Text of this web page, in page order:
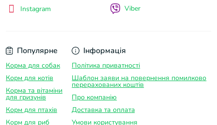
Популярне
Корма для собак
Корм для котів
Корма та вітаміни
для гризунів
Корм для птахів
Корм для риб
Інформація
Політика приватності
Шаблон заяви на повернення помилково
перерахованих коштів
Про компанію
Доставка та оплатa
Умови користування
Instagram
Viber